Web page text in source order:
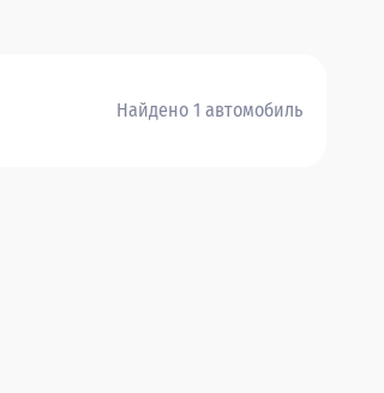
Найдено 1 автомобиль